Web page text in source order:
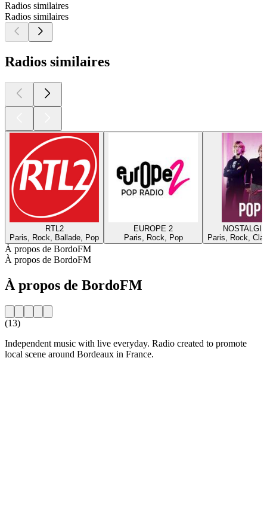
Radios similaires
Radios similaires
Radios similaires
RTL2
Paris, Rock, Ballade, Pop
EUROPE 2
Paris, Rock, Pop
Paris, Rock,
À propos de BordoFM
À propos de BordoFM
À propos de BordoFM
(13)
Independent music with live everyday. Radio created to promote
local scene around Bordeaux in France.